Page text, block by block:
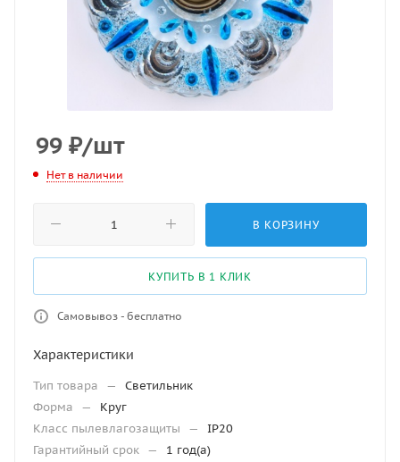
99 ₽/шт
Нет в наличии
В КОРЗИНУ
КУПИТЬ В 1 КЛИК
Самовывоз - бесплатно
Характеристики
Тип товара —
Светильник
Форма
—
Круг
Класс пылевлагозащиты
—
IP20
Гарантийный срок —
1 год(а)